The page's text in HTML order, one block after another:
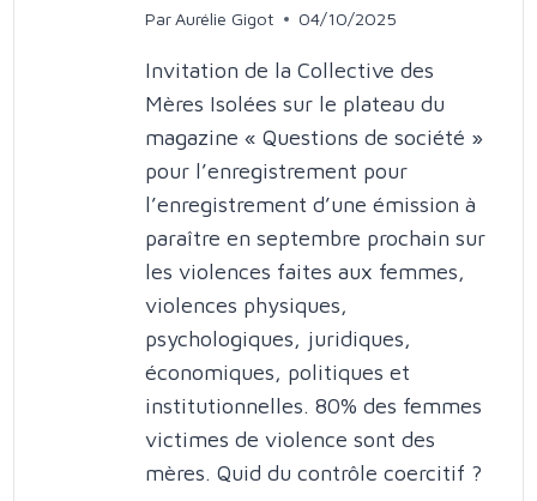
Par Aurélie Gigot 04/10/2025
Invitation de la Collective des
Mères Isolées sur le plateau du
magazine « Questions de société »
pour l’enregistrement pour
l’enregistrement d’une émission à
paraître en septembre prochain sur
les violences faites aux femmes,
violences physiques,
psychologiques, juridiques,
économiques, politiques et
institutionnelles. 80% des femmes
victimes de violence sont des
mères. Quid du contrôle coercitif ?